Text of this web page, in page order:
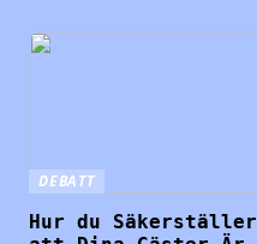
DEBATT
Hur du Säkerställer